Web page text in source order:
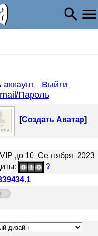
Выйти
Пароль
[Создать Аватар]
до 10 Сентября 2023
?